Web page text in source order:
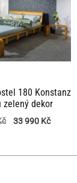
180 Konstanz
zelený dekor
33 990 Kč